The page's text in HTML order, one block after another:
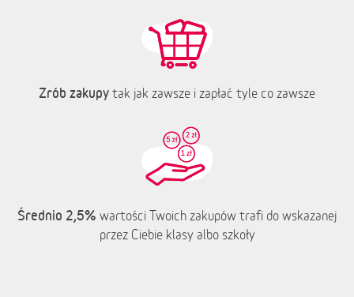
Zrób zakupy tak jak zawsze i zapłać tyle co zawsze
Średnio 2,5% wartości Twoich zakupów trafi do wskazanej
przez Ciebie klasy albo szkoły